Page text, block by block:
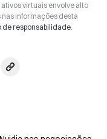
virtuais envolve alto
informações desta
de responsabilidade.